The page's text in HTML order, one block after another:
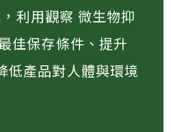
利用觀察 微生物抑
佳保存條件、提升
低產品對人體與環境